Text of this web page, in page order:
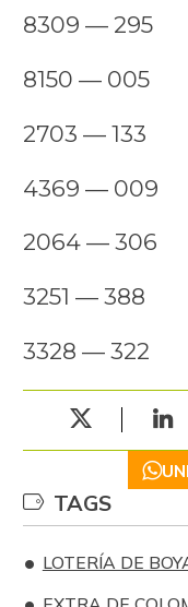
8309 — 295
8150 — 005
2703 — 133
4369 — 009
2064 — 306
3251 — 388
3328 — 322
TAGS
LOTERÍA DE